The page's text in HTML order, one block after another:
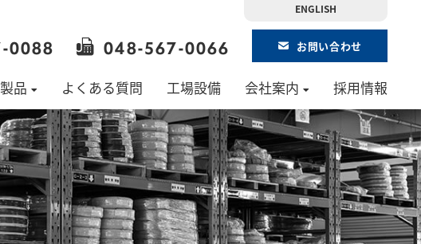
0088 048-567-0066 お問い合わせ
ENGLISH
品 よくある質問 工場設備 会社案内 採用情報